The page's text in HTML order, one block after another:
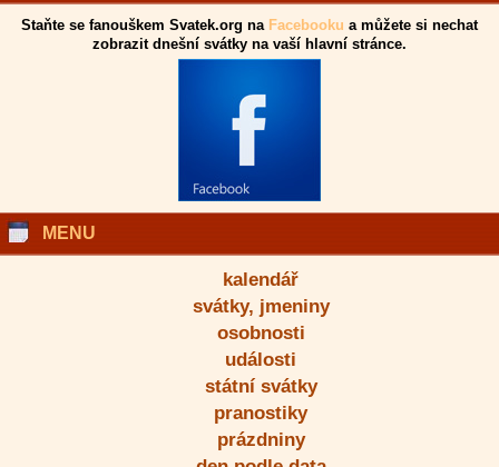
Staňte se fanouškem Svatek.org na Facebooku a můžete si nechat
zobrazit dnešní svátky na vaší hlavní stránce.
MENU
kalendář
svátky, jmeniny
osobnosti
události
státní svátky
pranostiky
prázdniny